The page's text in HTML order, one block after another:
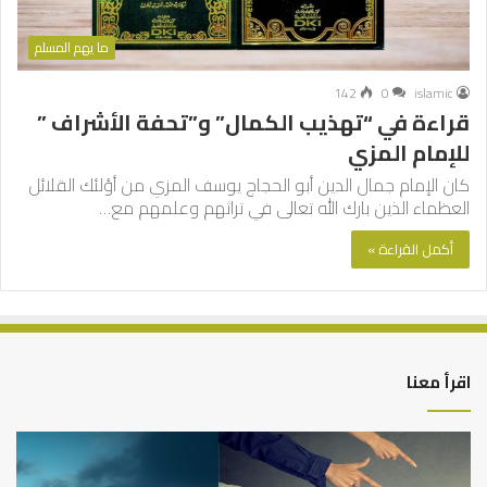
ما يهم المسلم
islamic
0
142
قراءة في “تهذيب الكمال” و”تحفة الأشراف ”
للإمام المزي
كان الإمام جمال الدين أبو الحجاج يوسف المزي من أؤلئك القلائل
العظماء الذين بارك الله تعالى في تراثهم وعلمهم مع…
أكمل القراءة »
اقرأ معنا
التوازن
بين